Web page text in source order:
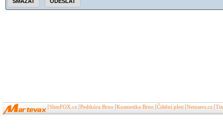
SlimFOX.cz Pedikúra Brno Kosmetika Brno Čištění pleti Netusers.cz